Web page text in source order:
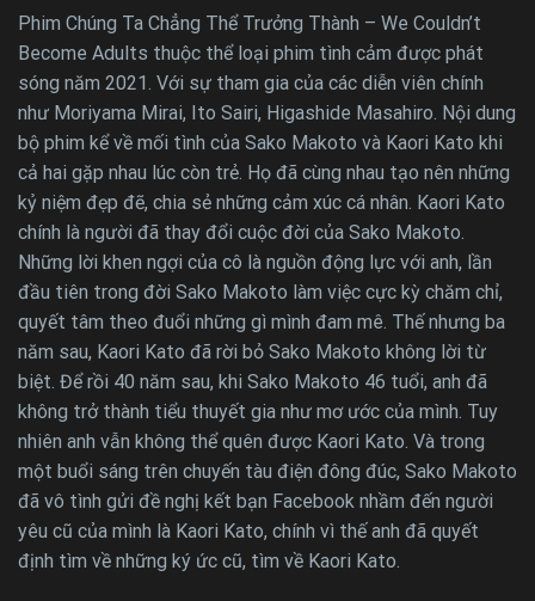
Phim Chúng Ta Chẳng Thể Trưởng Thành – We Couldn’t
Become Adults thuộc thể loại phim tình cảm được phát
sóng năm 2021. Với sự tham gia của các diễn viên chính
như Moriyama Mirai, Ito Sairi, Higashide Masahiro. Nội dung
bộ phim kể về mối tình của Sako Makoto và Kaori Kato khi
cả hai gặp nhau lúc còn trẻ. Họ đã cùng nhau tạo nên những
kỷ niệm đẹp đẽ, chia sẻ những cảm xúc cá nhân. Kaori Kato
chính là người đã thay đổi cuộc đời của Sako Makoto.
Những lời khen ngợi của cô là nguồn động lực với anh, lần
đầu tiên trong đời Sako Makoto làm việc cực kỳ chăm chỉ,
quyết tâm theo đuổi những gì mình đam mê. Thế nhưng ba
năm sau, Kaori Kato đã rời bỏ Sako Makoto không lời từ
biệt. Để rồi 40 năm sau, khi Sako Makoto 46 tuổi, anh đã
không trở thành tiểu thuyết gia như mơ ước của mình. Tuy
nhiên anh vẫn không thể quên được Kaori Kato. Và trong
một buổi sáng trên chuyến tàu điện đông đúc, Sako Makoto
đã vô tình gửi đề nghị kết bạn Facebook nhầm đến người
yêu cũ của mình là Kaori Kato, chính vì thế anh đã quyết
định tìm về những ký ức cũ, tìm về Kaori Kato.